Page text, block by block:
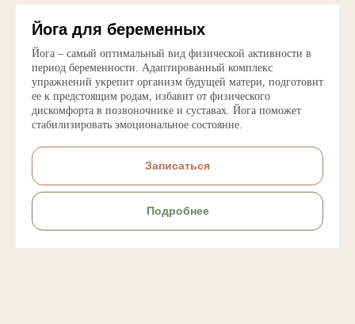
Йога для беременных
Йога – самый оптимальный вид физической активности в
период беременности. Адаптированный комплекс
упражнений укрепит организм будущей матери, подготовит
ее к предстоящим родам, избавит от физического
дискомфорта в позвоночнике и суставах. Йога поможет
стабилизировать эмоциональное состояние.
Записаться
Подробнее